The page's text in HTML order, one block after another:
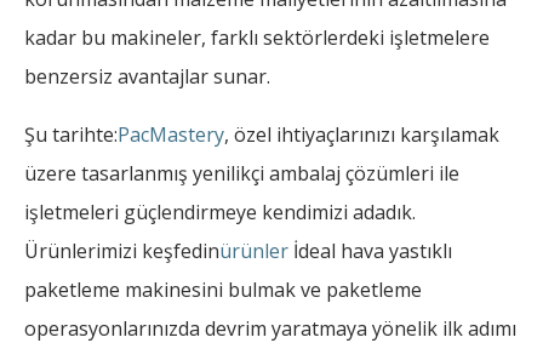
kadar bu makineler, farklı sektörlerdeki işletmelere
benzersiz avantajlar sunar.
Şu tarihte:PacMastery, özel ihtiyaçlarınızı karşılamak
üzere tasarlanmış yenilikçi ambalaj çözümleri ile
işletmeleri güçlendirmeye kendimizi adadık.
Ürünlerimizi keşfedinürünler İdeal hava yastıklı
paketleme makinesini bulmak ve paketleme
operasyonlarınızda devrim yaratmaya yönelik ilk adımı